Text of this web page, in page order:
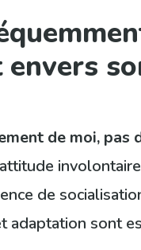
envers
de moi, pas
de
adaptation sont